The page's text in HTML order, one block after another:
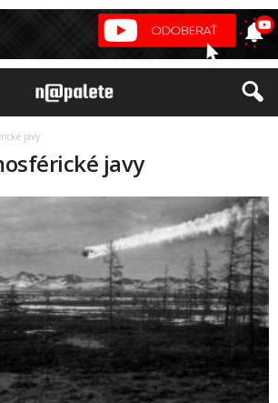
javy
javy